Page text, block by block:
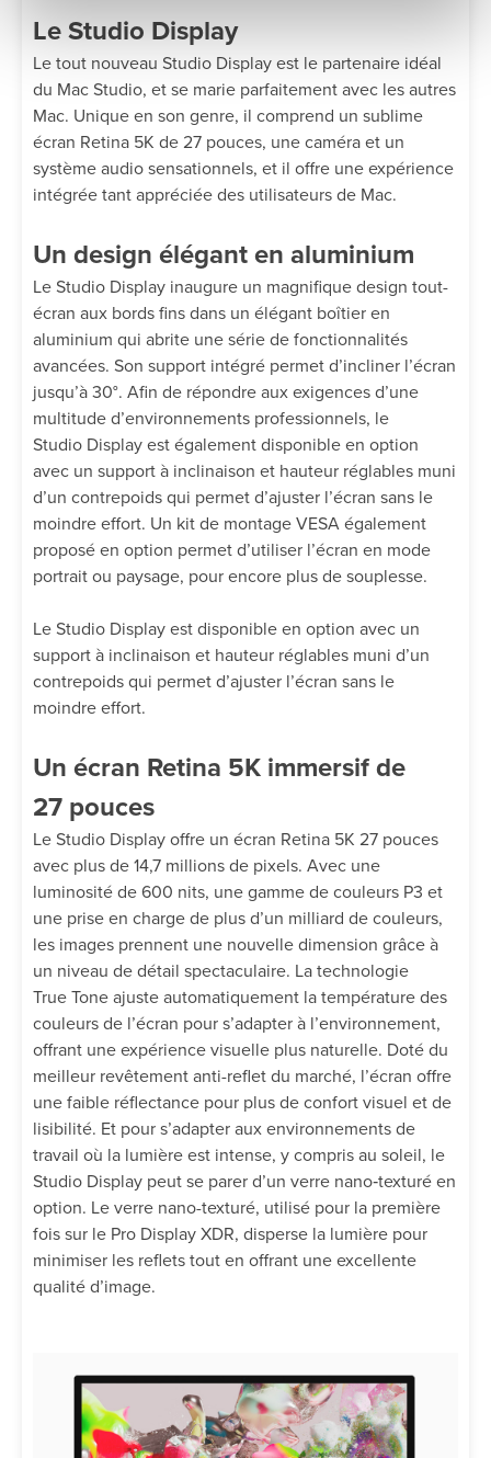
Le Studio Display
Le tout nouveau Studio Display est le partenaire idéal
du Mac Studio, et se marie parfaitement avec les autres
Mac. Unique en son genre, il comprend un sublime
écran Retina 5K de 27 pouces, une caméra et un
système audio sensationnels, et il offre une expérience
intégrée tant appréciée des utilisateurs de Mac.
Un design élégant en aluminium
Le Studio Display inaugure un magnifique design tout-
écran aux bords fins dans un élégant boîtier en
aluminium qui abrite une série de fonctionnalités
avancées. Son support intégré permet d’incliner l’écran
jusqu’à 30°. Afin de répondre aux exigences d’une
multitude d’environnements professionnels, le
Studio Display est également disponible en option
avec un support à inclinaison et hauteur réglables muni
d’un contrepoids qui permet d’ajuster l’écran sans le
moindre effort. Un kit de montage VESA également
proposé en option permet d’utiliser l’écran en mode
portrait ou paysage, pour encore plus de souplesse.
Le Studio Display est disponible en option avec un
support à inclinaison et hauteur réglables muni d’un
contrepoids qui permet d’ajuster l’écran sans le
moindre effort.
Un écran Retina 5K immersif de
27 pouces
Le Studio Display offre un écran Retina 5K 27 pouces
avec plus de 14,7 millions de pixels. Avec une
luminosité de 600 nits, une gamme de couleurs P3 et
une prise en charge de plus d’un milliard de couleurs,
les images prennent une nouvelle dimension grâce à
un niveau de détail spectaculaire. La technologie
True Tone ajuste automatiquement la température des
couleurs de l’écran pour s’adapter à l’environnement,
offrant une expérience visuelle plus naturelle. Doté du
meilleur revêtement anti-reflet du marché, l’écran offre
une faible réflectance pour plus de confort visuel et de
lisibilité. Et pour s’adapter aux environnements de
travail où la lumière est intense, y compris au soleil, le
Studio Display peut se parer d’un verre nano‑texturé en
option. Le verre nano-texturé, utilisé pour la première
fois sur le Pro Display XDR, disperse la lumière pour
minimiser les reflets tout en offrant une excellente
qualité d’image.